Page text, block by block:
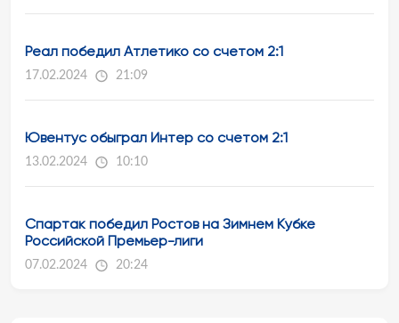
Реал победил Атлетико со счетом 2:1
17.02.2024 21:09
Ювентус обыграл Интер со счетом 2:1
13.02.2024 10:10
Спартак победил Ростов на Зимнем Кубке
Российской Премьер-лиги
07.02.2024 20:24